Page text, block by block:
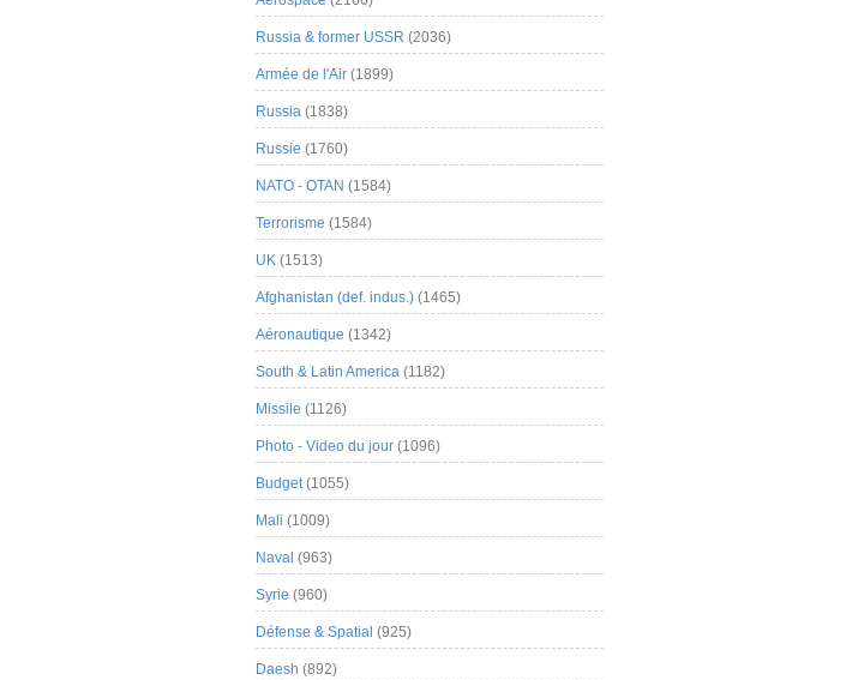
Russia & former USSR (2036)
Armée de l'Air (1899)
Russia (1838)
Russie (1760)
NATO - OTAN (1584)
Terrorisme (1584)
UK (1513)
Afghanistan (def. indus.) (1465)
Aéronautique (1342)
South & Latin America (1182)
Missile (1126)
Photo - Video du jour (1096)
Budget(1055)
Mali (1009)
Naval (963)
Syrie (960)
Défense & Spatial (925)
Daesh (892)